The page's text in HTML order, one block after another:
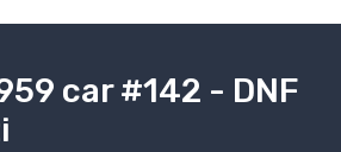
car #142 - DNF